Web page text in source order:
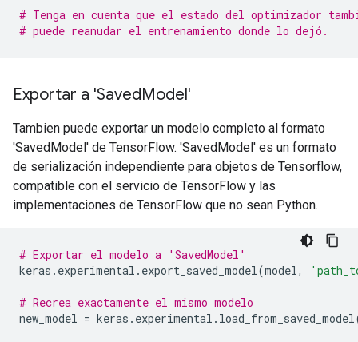
# Tenga en cuenta que el estado del optimizador
# puede reanudar el entrenamiento donde lo dejó.
Exportar a 'SavedModel'
Tambien puede exportar un modelo completo al formato
'SavedModel' de TensorFlow. 'SavedModel' es un formato
de serialización independiente para objetos de Tensorflow,
compatible con el servicio de TensorFlow y las
implementaciones de TensorFlow que no sean Python.
# Exportar el modelo a 'SavedModel'
keras . experimental . export_saved_model(model,
# Recrea exactamente el mismo modelo
new_model = keras . experimental . load_from_saved_model